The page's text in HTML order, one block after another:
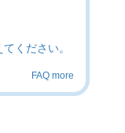
ください。
FAQ more